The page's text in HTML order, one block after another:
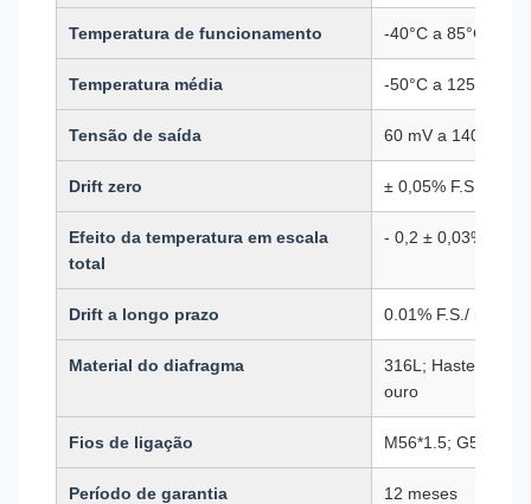
Temperatura de funcionamento -40°C a 85°C
Temperatura média -50°C a 125°C
Tensão de saída 60 mV a 140 mV
Drift zero ± 0,05% F.S./C
Efeito da temperatura em escala
total
- 0,2 ± 0,03% F.S./
Drift a longo prazo 0.01% F.S./ 5 anos
Material do diafragma
316L; Hastelloy C;
ouro
Fios de ligação M56*1.5; G55-16;
Período de garantia 12 meses